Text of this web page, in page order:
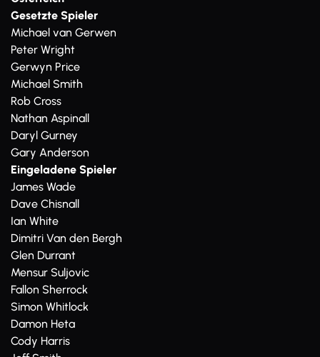
Gesetzte Spieler
Michael van Gerwen
Peter Wright
Gerwyn Price
Michael Smith
Rob Cross
Nathan Aspinall
Daryl Gurney
Gary Anderson
Eingeladene Spieler
James Wade
Dave Chisnall
Ian White
Dimitri Van den Bergh
Glen Durrant
Mensur Suljovic
Fallon Sherrock
Simon Whitlock
Damon Heta
Cody Harris